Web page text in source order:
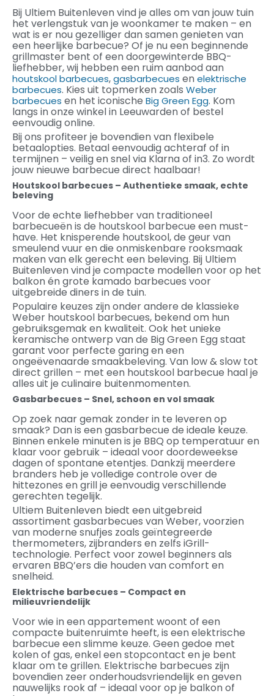
Bij Ultiem Buitenleven vind je alles om van jouw tuin
het verlengstuk van je woonkamer te maken – en
wat is er nou gezelliger dan samen genieten van
een heerlijke barbecue? Of je nu een beginnende
grillmaster bent of een doorgewinterde BBQ-
liefhebber, wij hebben een ruim aanbod aan
houtskool barbecues,gasbarbecues enelektrische
barbecues. Kies uit topmerken zoals Weber
barbecues en het iconische Big Green Egg. Kom
langs in onze winkel in Leeuwarden of bestel
eenvoudig online.
Bij ons profiteer je bovendien van flexibele
betaalopties. Betaal eenvoudig achteraf of in
termijnen – veilig en snel via Klarna of in3. Zo wordt
jouw nieuwe barbecue direct haalbaar!
Houtskool barbecues – Authentieke smaak, echte
beleving
Voor de echte liefhebber van traditioneel
barbecueën is de houtskool barbecue een must-
have. Het knisperende houtskool, de geur van
smeulend vuur en die onmiskenbare rooksmaak
maken van elk gerecht een beleving. Bij Ultiem
Buitenleven vind je compacte modellen voor op het
balkon én grote kamado barbecues voor
uitgebreide diners in de tuin.
Populaire keuzes zijn onder andere de klassieke
Weber houtskool barbecues, bekend om hun
gebruiksgemak en kwaliteit. Ook het unieke
keramische ontwerp van de Big Green Egg staat
garant voor perfecte garing en een
ongeëvenaarde smaakbeleving. Van low & slow tot
direct grillen – met een houtskool barbecue haal je
alles uit je culinaire buitenmomenten.
Gasbarbecues – Snel, schoon en vol smaak
Op zoek naar gemak zonder in te leveren op
smaak? Dan is een gasbarbecue de ideale keuze.
Binnen enkele minuten is je BBQ op temperatuur en
klaar voor gebruik – ideaal voor doordeweekse
dagen of spontane etentjes. Dankzij meerdere
branders heb je volledige controle over de
hittezones en grill je eenvoudig verschillende
gerechten tegelijk.
Ultiem Buitenleven biedt een uitgebreid
assortiment gasbarbecues van Weber, voorzien
van moderne snufjes zoals geïntegreerde
thermometers, zijbranders en zelfs iGrill-
technologie. Perfect voor zowel beginners als
ervaren BBQ’ers die houden van comfort en
snelheid.
Elektrische barbecues – Compact en
milieuvriendelijk
Voor wie in een appartement woont of een
compacte buitenruimte heeft, is een elektrische
barbecue een slimme keuze. Geen gedoe met
kolen of gas, enkel een stopcontact en je bent
klaar om te grillen. Elektrische barbecues zijn
bovendien zeer onderhoudsvriendelijk en geven
nauwelijks rook af – ideaal voor op je balkon of